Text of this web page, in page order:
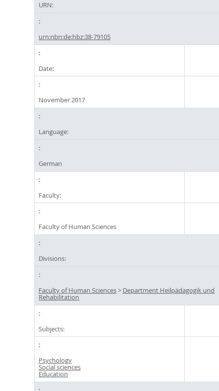
URN:
urn:nbn:de:hbz:38-79105
Date:
November 2017
Language:
German
Faculty:
Faculty of Human Sciences
Divisions:
Faculty of Human Sciences> Department Heilpädagogik und
Rehabilitation
Subjects:
Psychology
Social sciences
Education